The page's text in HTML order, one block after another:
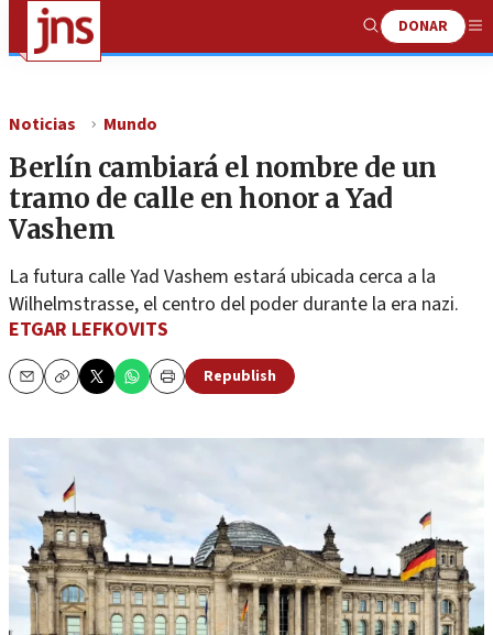
Show
Search
DONAR
Noticias Mundo
Berlín cambiará el nombre de un
tramo de calle en honor a Yad
Vashem
La futura calle Yad Vashem estará ubicada cerca a la
Wilhelmstrasse, el centro del poder durante la era nazi.
ETGAR LEFKOVITS
EmailCopy Print
Republish